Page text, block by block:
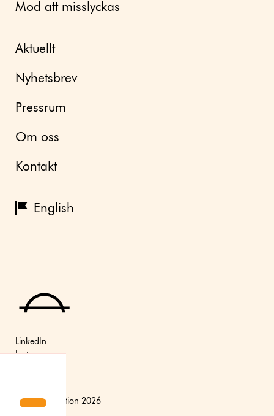
Mod att misslyckas
Aktuellt
Nyhetsbrev
Pressrum
Om oss
Kontakt
English
LinkedIn
Instagram
(C) Axfoundation 2026